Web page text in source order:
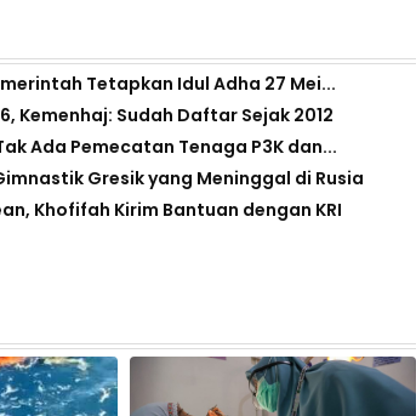
Tetapkan Idul Adha 27 Mei...
Kemenhaj: Sudah Daftar Sejak 2012
Ada Pemecatan Tenaga P3K dan...
Gresik yang Meninggal di Rusia
Khofifah Kirim Bantuan dengan KRI